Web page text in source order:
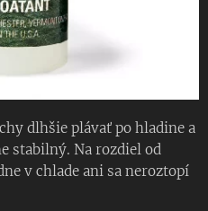
dlhšie plávať po hladine a
stabilný. Na rozdiel od
v chlade ani sa neroztopí